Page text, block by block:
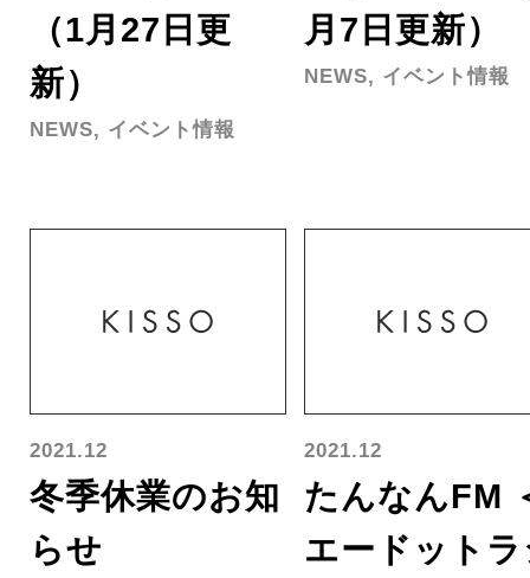
（1月27日更
新）
NEWS, イベント情報
月7日更新）
NEWS, イベント情報
2021.12
冬季休業のお知
らせ
2021.12
たんなんFM
エードット